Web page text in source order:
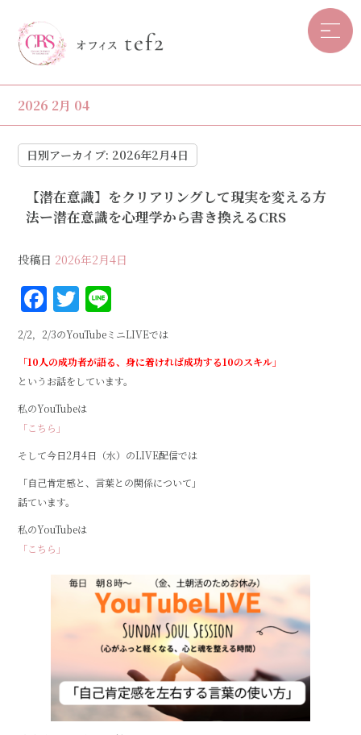
2026 2月 04
日別アーカイブ: 2026年2月4日
【潜在意識】をクリアリングして現実を変える方
法ー潜在意識を心理学から書き換えるCRS
投稿日 2026年2月4日
F
a
c
e
b
o
o
k
T
w
it
te
r
n
e
2/2，2/3のYouTubeミニLIVEでは
「10人の成功者が語る、身に着ければ成功する10のスキル」
というお話をしています。
私のYouTubeは
「こちら」
そして今日2月4日（水）のLIVE配信では
「自己肯定感と、言葉との関係について」
話ています。
私のYouTubeは
「こちら」